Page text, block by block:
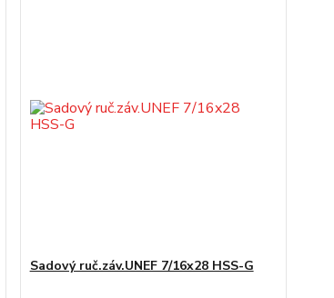
Sadový ruč.záv.UNEF 7/16x28 HSS-G